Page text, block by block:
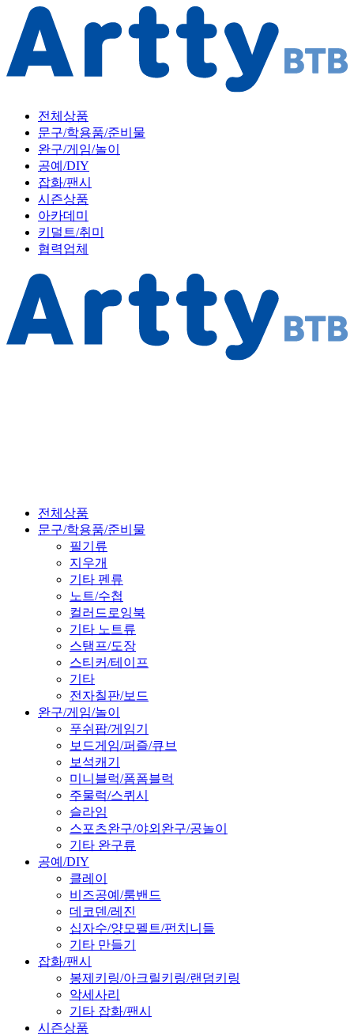
전체상품
문구/학용품/준비물
완구/게임/놀이
공예/DIY
잡화/팬시
시즌상품
아카데미
키덜트/취미
협력업체
전체상품
문구/학용품/준비물
필기류
지우개
기타 펜류
노트/수첩
컬러드로잉북
기타 노트류
스탬프/도장
스티커/테이프
기타
전자칠판/보드
완구/게임/놀이
푸쉬팝/게임기
보드게임/퍼즐/큐브
보석캐기
미니블럭/폼폼블럭
주물럭/스퀴시
슬라임
스포츠완구/야외완구/공놀이
기타 완구류
공예/DIY
클레이
비즈공예/룸밴드
데코덴/레진
십자수/양모펠트/펀치니들
기타 만들기
잡화/팬시
봉제키링/아크릴키링/랜덤키링
악세사리
기타 잡화/팬시
시즌상품